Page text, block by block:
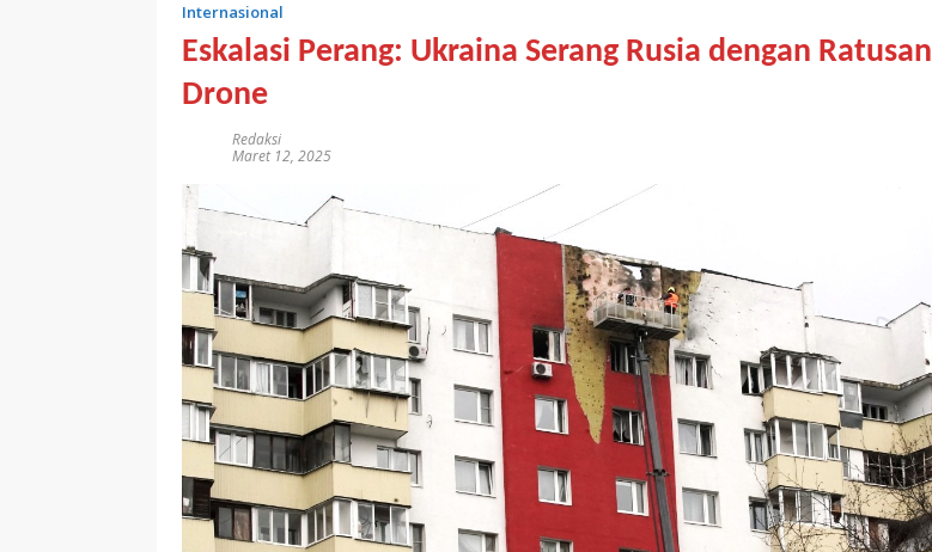
Internasional
Eskalasi Perang: Ukraina Serang Rusia dengan Ratusan
Drone
Redaksi
Maret 12, 2025